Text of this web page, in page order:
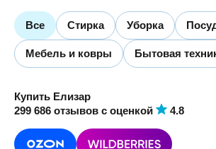
Все Стирка Уборка
Мебель и ковры Бытовая
Купить Елизар
299 686 отзывов с оценкой 4.8